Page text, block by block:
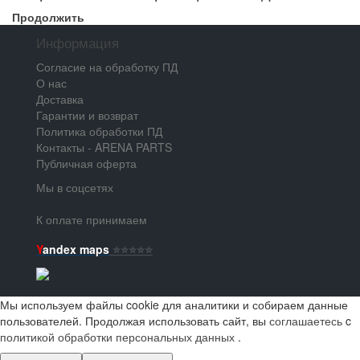
Продолжить
Информация
Согласие на обработку ПД
О нас
Доставка
Гарантии и возврат
Политика обработки ПД
Контакты - ARENA PARTS
Публичная оферта
Мы в соцсетях
К оплате принимаем
Yandex maps ⭐️⭐️⭐️⭐️⭐️
Мы используем файлы cookie для аналитики и собираем данные
пользователей. Продолжая использовать сайт, вы соглашаетесь c
политикой обработки персональных данных .